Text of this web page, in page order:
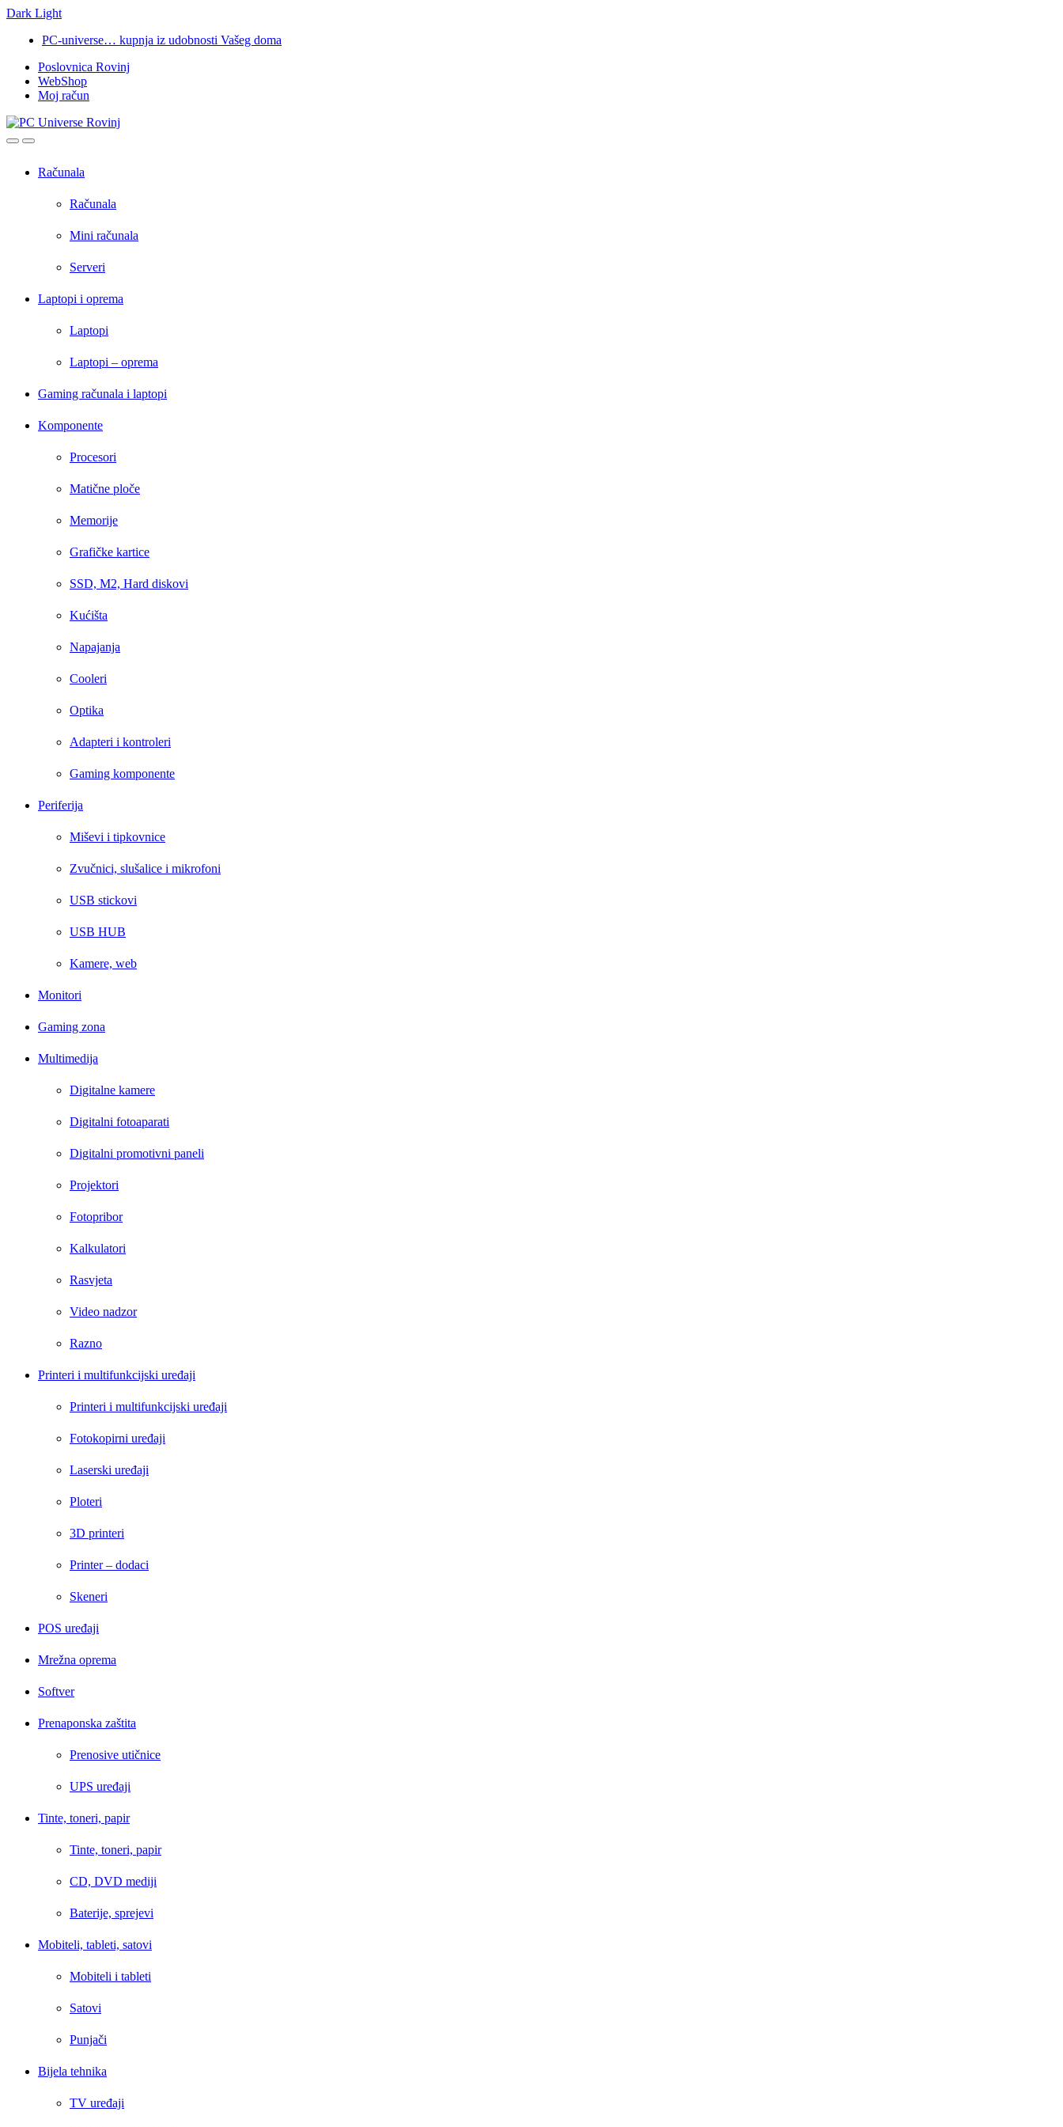
Dark Light
navigation
content
PC-universe… kupnja iz udobnosti Vašeg doma
Poslovnica Rovinj
WebShop
Moj račun
OpenClose
Računala
Računala
Mini računala
Serveri
Laptopi i oprema
Laptopi
Laptopi – oprema
Gaming računala i laptopi
Komponente
Procesori
Matične ploče
Memorije
Grafičke kartice
SSD, M2, Hard diskovi
Kućišta
Napajanja
Cooleri
Optika
Adapteri i kontroleri
Gaming komponente
Periferija
Miševi i tipkovnice
Zvučnici, slušalice i mikrofoni
USB stickovi
USB HUB
Kamere, web
Monitori
Gaming zona
Multimedija
Digitalne kamere
Digitalni fotoaparati
Digitalni promotivni paneli
Projektori
Fotopribor
Kalkulatori
Rasvjeta
Video nadzor
Razno
Printeri i multifunkcijski uređaji
Printeri i multifunkcijski uređaji
Fotokopirni uređaji
Laserski uređaji
Ploteri
3D printeri
Printer – dodaci
Skeneri
POS uređaji
Mrežna oprema
Softver
Prenaponska zaštita
Prenosive utičnice
UPS uređaji
Tinte, toneri, papir
Tinte, toneri, papir
CD, DVD mediji
Baterije, sprejevi
Mobiteli, tableti, satovi
Mobiteli i tableti
Satovi
Punjači
Bijela tehnika
TV uređaji